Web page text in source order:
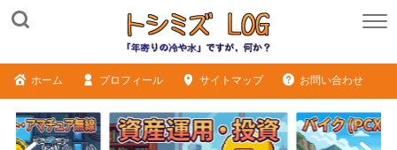
ホーム プロフィール サイトマップ お問い合わせ